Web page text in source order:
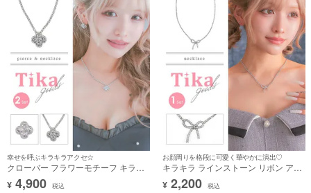
幸せを呼ぶキラキラアクセ☆
クローバー フラワーモチーフ キラキ
ラビジュー アクセサリー 2点セット
[ネックレス＋ピアス]
¥ 4,900 税込
お顔周りを格段に可愛く華やかに演出♡
キラキラ ラインストーン リボン アク
セサリー ネックレス
¥ 2,200 税込